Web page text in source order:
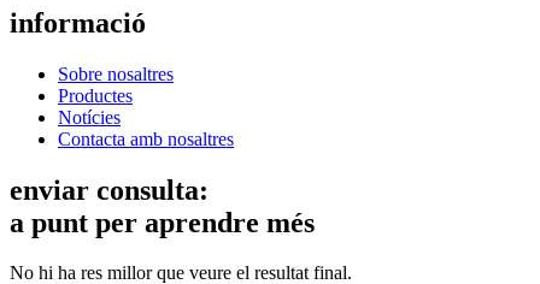
informació
Sobre nosaltres
Productes
Notícies
Contacta amb nosaltres
enviar consulta:
a punt per aprendre més
No hi ha res millor que veure el resultat final.